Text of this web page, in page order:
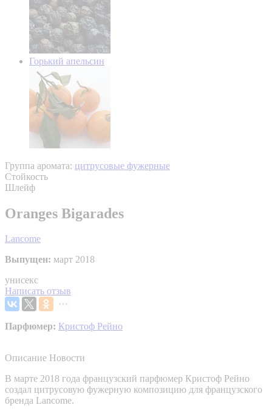
Горький апельсин
Группа аромата: цитрусовые фужерные
Стойкость
Шлейф
Oranges Bigarades
Lancome
Выпущен: март 2018
унисекс
Написать отзыв
Парфюмер: Кристоф Рейно
Описание Новости
В марте 2018 года французский парфюмер Кристоф Рейно
создал цитрусовую фужерную композицию для французского
бренда Lancome.